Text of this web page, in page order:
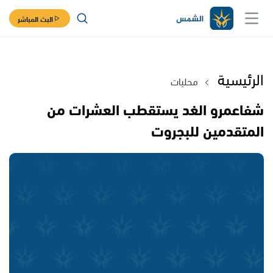
البث المباشر
الرئيسية محليات
شفاعمرو الغد يستقطب العشرات من
المتقدمين للبجروت